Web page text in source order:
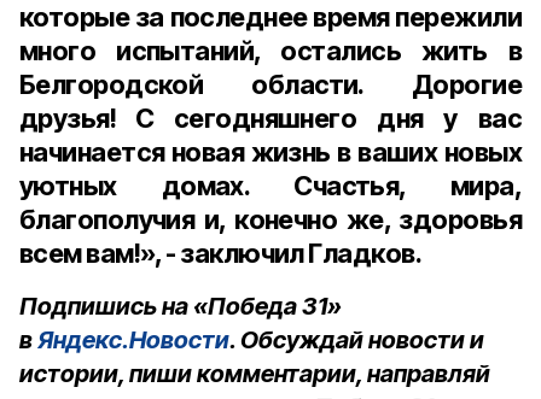
которые за последнее время пережили
много испытаний, остались жить в
Белгородской области. Дорогие
друзья!⠀С сегодняшнего дня у вас
начинается новая жизнь в ваших новых
уютных домах. Счастья, мира,
благополучия и, конечно же, здоровья
всем вам!», - заключил Гладков.
Подпишись на «Победа 31»
вЯндекс.Новости. Обсуждай новости и
истории, пиши комментарии, направляй